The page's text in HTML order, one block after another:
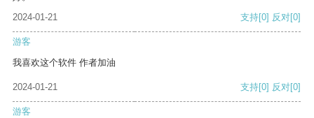
2024-01-21
支持[0] 反对[0]
游客
我喜欢这个软件 作者加油
2024-01-21 支持[0] 反对[0]
游客